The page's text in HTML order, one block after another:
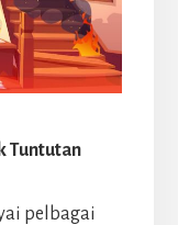
Tuntutan
pelbagai